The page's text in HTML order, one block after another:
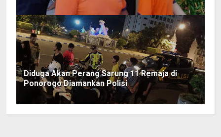
Diduga Akan Perang Sarung 11 Remaja di
Ponorogo Diamankan Polisi